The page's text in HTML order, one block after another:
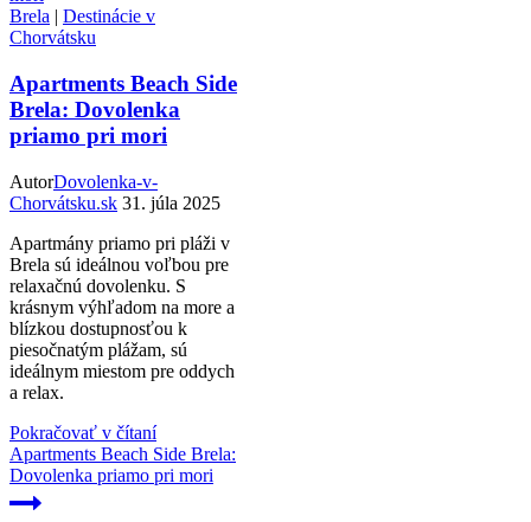
Brela | Destinácie v
Chorvátsku
Apartments Beach Side
Brela: Dovolenka
priamo pri mori
AutorDovolenka-v-
Chorvátsku.sk 31. júla 2025
Apartmány priamo pri pláži v
Brela sú ideálnou voľbou pre
relaxačnú dovolenku. S
krásnym výhľadom na more a
blízkou dostupnosťou k
piesočnatým plážam, sú
ideálnym miestom pre oddych
a relax.
Pokračovať v čítaní
Apartments Beach Side Brela:
Dovolenka priamo pri mori